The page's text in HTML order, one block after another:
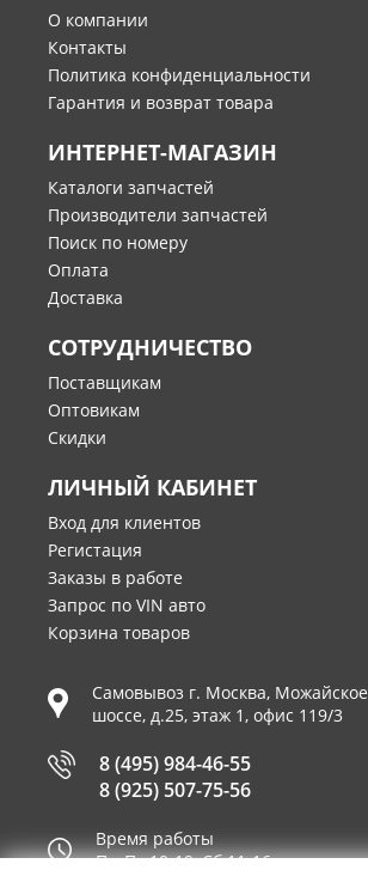
О компании
Контакты
Политика конфиденциальности
Гарантия и возврат товара
ИНТЕРНЕТ-МАГАЗИН
Каталоги запчастей
Производители запчастей
Поиск по номеру
Оплата
Доставка
СОТРУДНИЧЕСТВО
Поставщикам
Оптовикам
Скидки
ЛИЧНЫЙ КАБИНЕТ
Вход для клиентов
Регистация
Заказы в работе
Запрос по VIN авто
Корзина товаров
Самовывоз г. Москва, Можайское
шоссе, д.25, этаж 1, офис 119/3
8 (495) 984-46-55
8 (925) 507-75-56
Время работы
Пн-Пт 10-19, Сб 11-16